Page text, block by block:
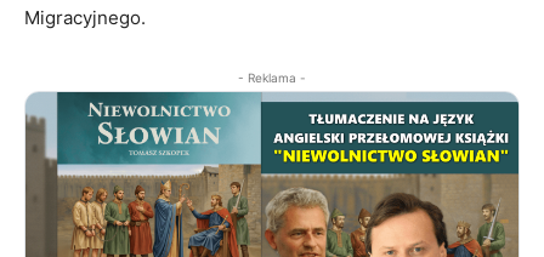
Migracyjnego.
- Reklama -